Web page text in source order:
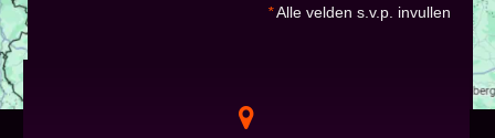
*Alle velden s.v.p. invullen